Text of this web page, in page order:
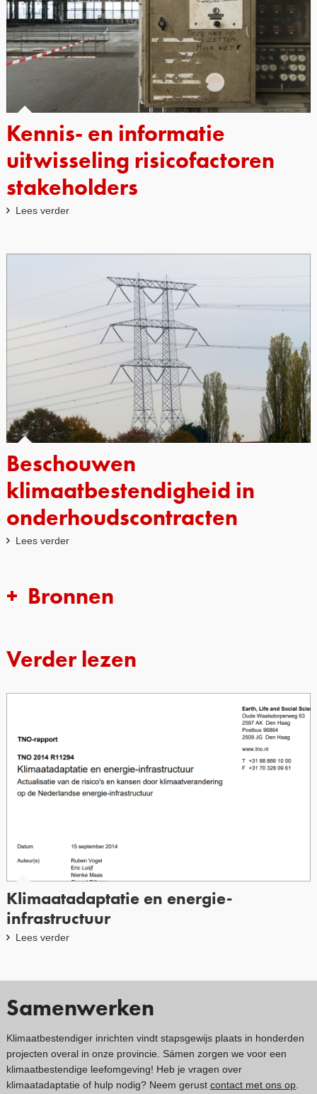
Kennis- en informatie
uitwisseling risicofactoren
stakeholders
Lees verder
Beschouwen
klimaatbestendigheid in
onderhoudscontracten
Lees verder
Bronnen
Verder lezen
Klimaatadaptatie en energie-
infrastructuur
Lees verder
Samenwerken
Klimaatbestendiger inrichten vindt stapsgewijs plaats in honderden
projecten overal in onze provincie. Sámen zorgen we voor een
klimaatbestendige leefomgeving! Heb je vragen over
klimaatadaptatie of hulp nodig? Neem gerust contact met ons op.